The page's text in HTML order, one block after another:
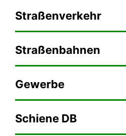
Straßenverkehr
Straßenbahnen
Gewerbe
Schiene DB